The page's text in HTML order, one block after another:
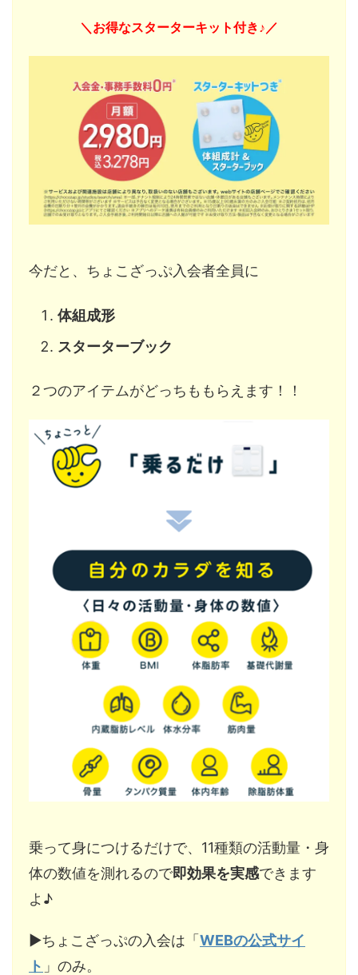
＼お得なスターターキット付き♪／
今だと、ちょこざっぷ入会者全員に
体組成形
スターターブック
２つのアイテムがどっちももらえます！！
乗って身につけるだけで、11種類の活動量・身
体の数値を測れるので即効果を実感できます
よ♪
▶︎ちょこざっぷの入会は「WEBの公式サイ
ト 」のみ。